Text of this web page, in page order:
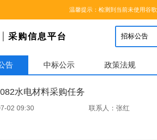
温馨提示：检测到当前未使用谷
| 注册
采购信息平台
告 中标公示 政策法规
水电材料采购任务
02 09:30 联系人： 张红